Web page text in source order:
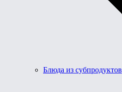
Блюда из субпродуктов